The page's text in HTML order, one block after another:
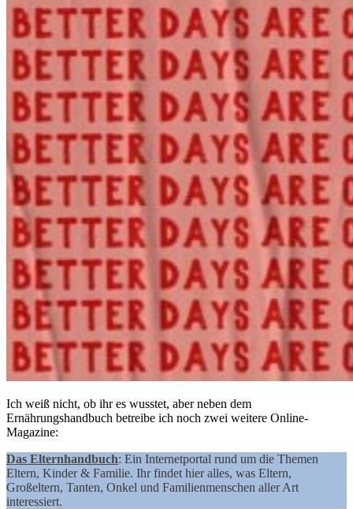
Ich weiß nicht, ob ihr es wusstet, aber neben dem
Ernährungshandbuch betreibe ich noch zwei weitere Online-
Magazine:
Das Elternhandbuch: Ein Internetportal rund um die Themen
Eltern, Kinder & Familie. Ihr findet hier alles, was Eltern,
Großeltern, Tanten, Onkel und Familienmenschen aller Art
interessiert.